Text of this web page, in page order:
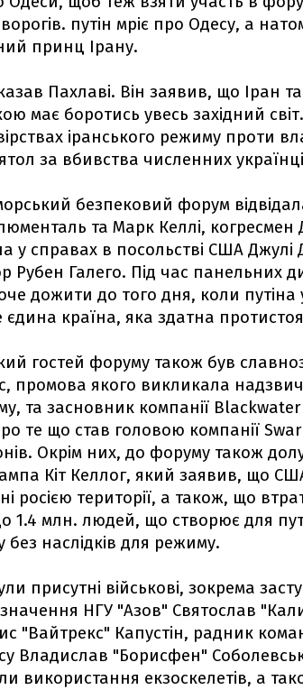
путін мріє про Одесу, а
принц Ірану.
Пахлаві. Він заявив, що Іран
має боротись увесь західний
іранського режиму проти
за вбивства численних
безпековий форум
та Марк Келлі,
у справах в посольстві США Джулі
Рубен Галего. Під час панельних
дожити до того дня, коли путіна
країна, яка здатна
гостей форуму також був
промова якого викликала
та засновник компанії
те що став головою компанії
Окрім них, до форуму також
Кіт Келлог, який заявив, що
росією території, а також, що
1.4 млн. людей, що створює для
без наслідків для режиму.
присутні військові, зокрема
НГУ "Азов" Святослав
"Вайтрекс" Капустін, радник
Владислав "Борисфен"
використання екзоскелетів, а